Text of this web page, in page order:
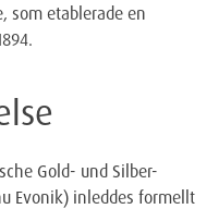
som etablerade en
Gold- und Silber-
Evonik) inleddes formellt